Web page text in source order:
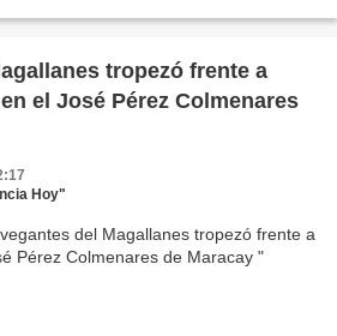
tropezó frente a
el José Pérez Colmenares
Hoy"